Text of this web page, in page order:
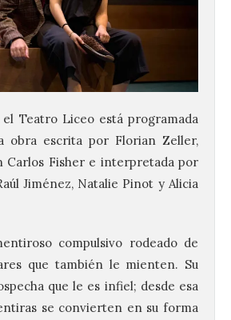
el Teatro Liceo está programada
obra escrita por Florian Zeller,
Carlos Fisher e interpretada por
Jiménez, Natalie Pinot y Alicia
compulsivo rodeado de
que también le mienten. Su
que le es infiel; desde esa
se convierten en su forma